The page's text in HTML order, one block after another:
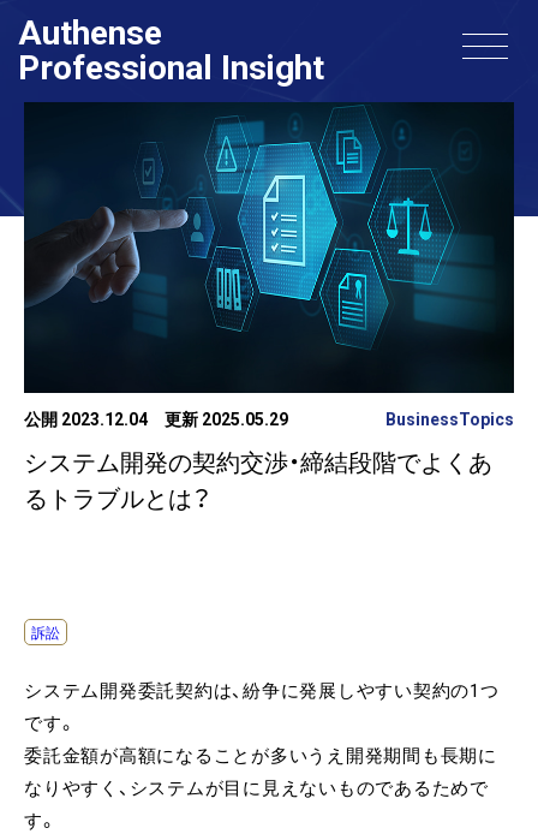
Authense
Professional Insight
公開 2023.12.04 更新 2025.05.29 BusinessTopics
システム開発の契約交渉・締結段階でよくあ
るトラブルとは？
訴訟
システム開発委託契約は、紛争に発展しやすい契約の1つ
です。
委託金額が高額になることが多いうえ開発期間も長期に
なりやすく、システムが目に見えないものであるためで
す。